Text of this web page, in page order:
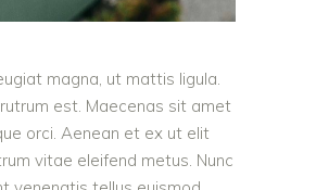
magna, ut mattis ligula.
est. Maecenas sit amet
orci. Aenean et ex ut elit
vitae eleifend metus. Nunc